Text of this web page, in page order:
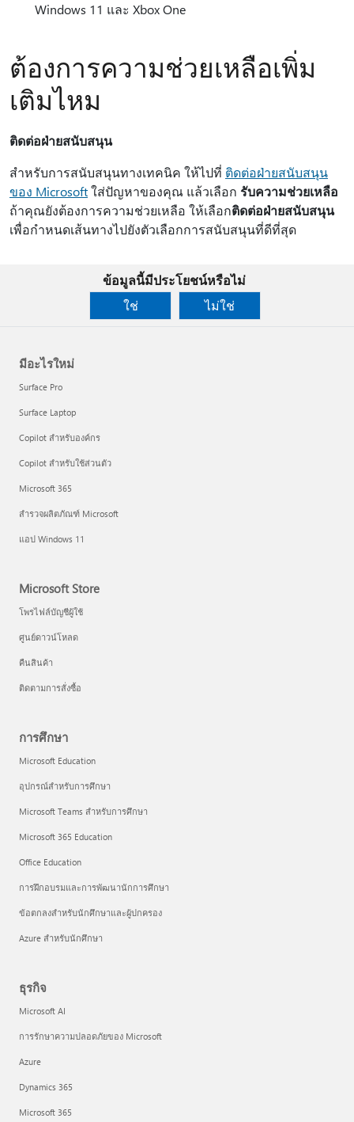
Windows 11 และ Xbox One
ต้องการความช่วยเหลือเพิ่ม
เติมไหม
ติดต่อฝ่ายสนับสนุน
สําหรับการสนับสนุนทางเทคนิค ให้ไปที่ ติดต่อฝ่ายสนับสนุน
ของ Microsoftใส่ปัญหาของคุณ แล้วเลือก รับความช่วยเหลือ
ถ้าคุณยังต้องการความช่วยเหลือ ให้เลือกติดต่อฝ่ายสนับสนุน
เพื่อกําหนดเส้นทางไปยังตัวเลือกการสนับสนุนที่ดีที่สุด
ข้อมูลนี้มีประโยชน์หรือไม่
ใช่
ไม่ใช่
มีอะไรใหม่
Surface Pro
Surface Laptop
Copilot สำหรับองค์กร
Copilot สำหรับใช้ส่วนตัว
Microsoft 365
สำรวจผลิตภัณฑ์ Microsoft
แอป Windows 11
Microsoft Store
โพรไฟล์บัญชีผู้ใช้
ศูนย์ดาวน์โหลด
คืนสินค้า
ติดตามการสั่งซื้อ
การศึกษา
Microsoft Education
อุปกรณ์สำหรับการศึกษา
Microsoft Teams สำหรับการศึกษา
Microsoft 365 Education
Office Education
การฝึกอบรมและการพัฒนานักการศึกษา
ข้อตกลงสำหรับนักศึกษาและผู้ปกครอง
Azure สำหรับนักศึกษา
ธุรกิจ
Microsoft AI
การรักษาความปลอดภัยของ Microsoft
Azure
Dynamics 365
Microsoft 365